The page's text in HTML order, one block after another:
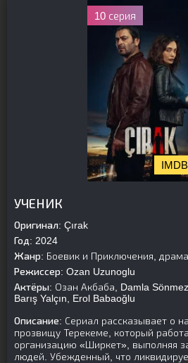
10 серия
УЧЕНИК
Оригинал: Çırak
Год: 2024
Жанр: Боевик и Приключения,
Режиссер: Ozan Uzunoglu
Актёры: Озан Акбаба, Damla
Barış Yalçın, Erol Babaoğlu
Описание: Сериал рассказывает о
прозвищу Терекеме, который
организацию «Ширкет», выполняя
людей. Убежденный, что